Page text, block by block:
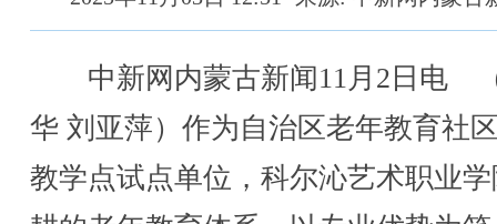
中新网内蒙古新闻11月2日电
华 刘亚萍）作为自治区老年教育社
教学点试点单位，科尔沁艺术职业